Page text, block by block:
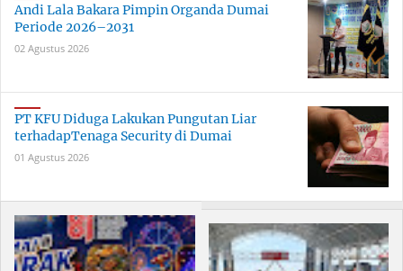
Andi Lala Bakara Pimpin Organda Dumai
Periode 2026–2031
02 Agustus 2026
PT KFU Diduga Lakukan Pungutan Liar
terhadapTenaga Security di Dumai
01 Agustus 2026